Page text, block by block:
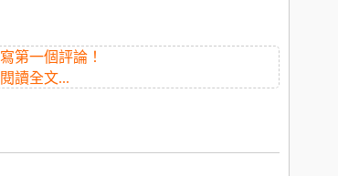
寫第一個評論！
閱讀全文...